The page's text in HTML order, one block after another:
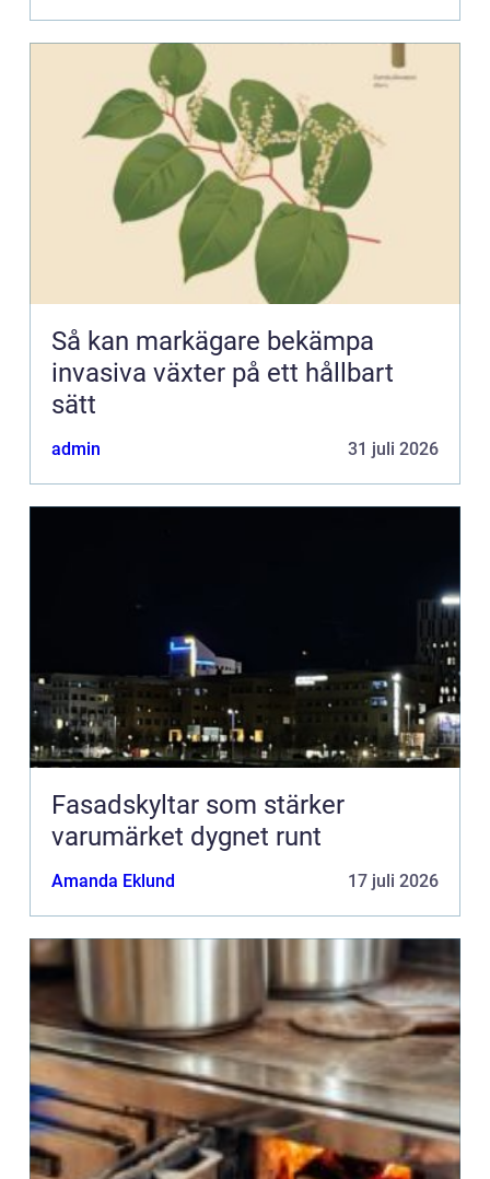
Så kan markägare bekämpa
invasiva växter på ett hållbart
sätt
admin 31 juli 2026
Fasadskyltar som stärker
varumärket dygnet runt
Amanda Eklund 17 juli 2026